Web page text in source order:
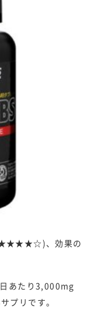
(★★★★☆)、効果の
あたり3,000mg
プリです。